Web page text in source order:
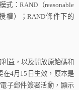
式： RAND （reasonable
權）；RAND條件下的
益，以及開放原始碼和
在4月 15 日 生效，原本是
子郵件簽署活動，顯示